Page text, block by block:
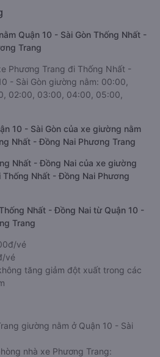
Quận 10 - Sài Gòn Thống Nhất -
Trang
Phương Trang đi Thống Nhất -
- Sài Gòn giường nằm: 00:00,
02:00, 03:00, 04:00, 05:00,
10 - Sài Gòn của xe giường nằm
Nhất - Đồng Nai Phương Trang
Nhất - Đồng Nai của xe giường
Thống Nhất - Đồng Nai Phương
Nhất - Đồng Nai từ Quận 10 -
Trang
vé
vé
tăng giảm đột xuất trong các
giường nằm ở Quận 10 - Sài
nhà xe Phương Trang: